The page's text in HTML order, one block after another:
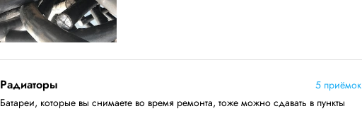
Радиаторы
5 приёмок
Батареи, которые вы снимаете во время ремонта, тоже можно сдавать в пункты